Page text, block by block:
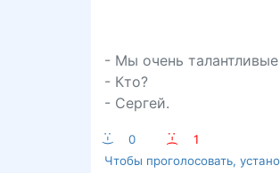
- Мы очень
- Кто?
- Сергей.
:-) 0 :-(
1
Чтобы проголосовать,